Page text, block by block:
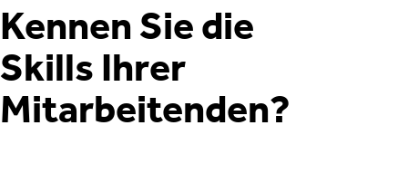
Kennen Sie die
Skills Ihrer
Mitarbeitenden?